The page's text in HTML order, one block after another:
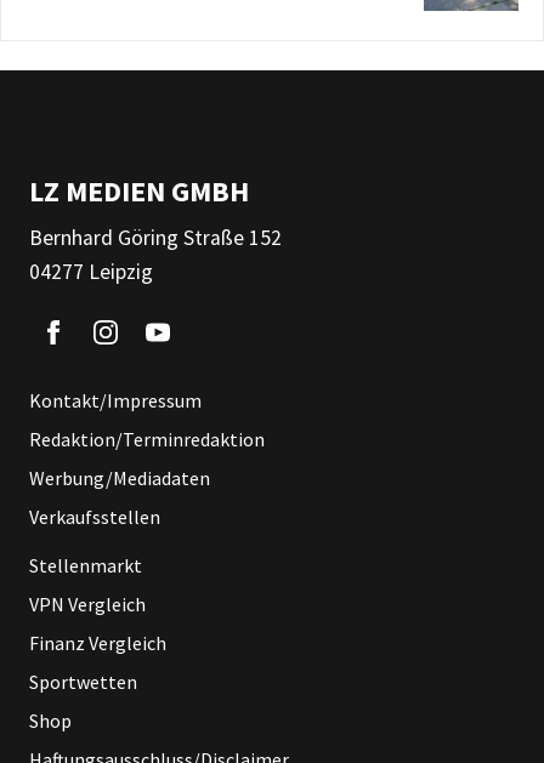
LZ MEDIEN GMBH
Bernhard Göring Straße 152
04277 Leipzig
Kontakt/Impressum
Redaktion/Terminredaktion
Werbung/Mediadaten
Verkaufsstellen
Stellenmarkt
VPN Vergleich
Finanz Vergleich
Sportwetten
Shop